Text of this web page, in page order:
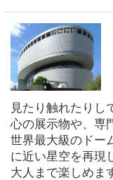
見たり触れたりし
心の展示物や、専
世界最大級のドー
に近い星空を再現
大人まで楽しめま